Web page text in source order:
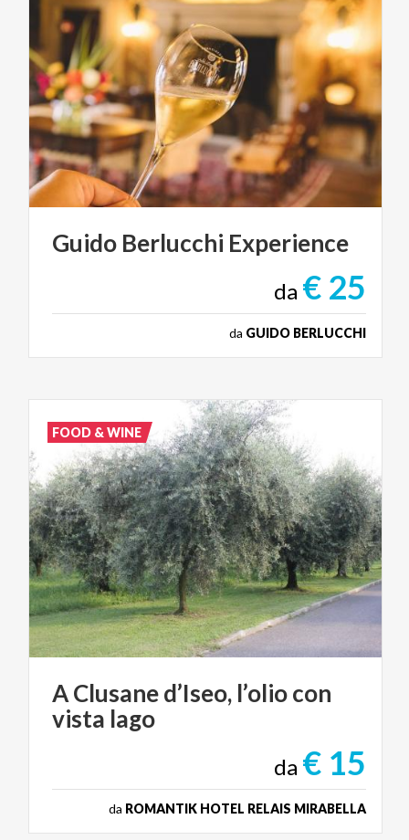
Guido Berlucchi Experience
da € 25
da GUIDO BERLUCCHI
AClusaned’Iseo, l’oliocon
vista lago
da € 15
da ROMANTIK HOTEL RELAIS MIRABELLA
FOOD & WINE